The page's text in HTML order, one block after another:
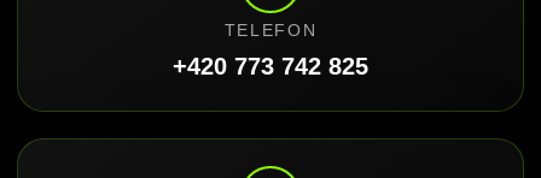
TELEFON
+420 773 742 825